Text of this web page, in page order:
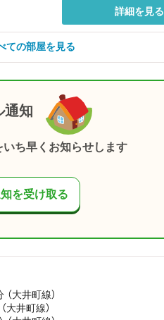
詳細を見る
ての部屋を見る
通知
ち早くお知らせします
を受け取る
（大井町線）
大井町線）